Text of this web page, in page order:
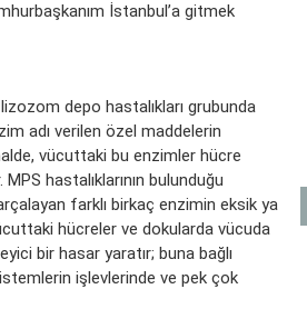
İstanbul’a gitmek
depo hastalıkları grubunda
adı verilen özel maddelerin
vücuttaki bu enzimler hücre
hastalıklarının bulunduğu
farklı birkaç enzimin eksik ya
hücreler ve dokularda vücuda
bir hasar yaratır; buna bağlı
işlevlerinde ve pek çok